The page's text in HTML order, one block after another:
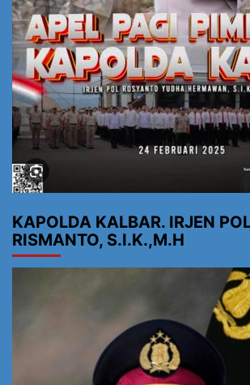
KAPOLDA KALBAR. IRJEN
RISMANTO, S.I.K.,M.H